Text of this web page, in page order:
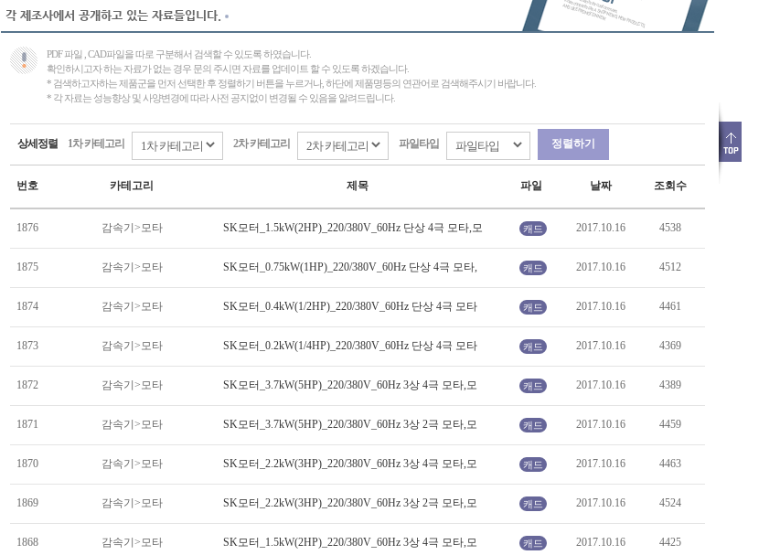
각 제조사에서 공개하고 있는 자료들입니다.
PDF 파일 , CAD파일을 따로 구분해서 검색할 수 있도록 하였습니다.
확인하시고자 하는 자료가 없는 경우 문의 주시면 자료를 업데이트 할 수 있도록 하겠습니다.
* 검색하고자하는 제품군을 먼저 선택한 후 정렬하기 버튼을 누르거나, 하단에 제품명등의 연관어로 검색해주시기 바랍니다.
* 각 자료는 성능향상 및 사양변경에 따라 사전 공지없이 변경될 수 있음을 알려드립니다.
상세정렬 1차 카테고리 2차 카테고리 파일타입 정렬하기
번호 카테고리 제목 파일 날짜 조회수
1876 감속기>모타 SK모터_1.5kW(2HP)_220/380V_60Hz 단상 4극 모타,모 캐드 2017.10.16 4538
1875 감속기>모타 SK모터_0.75kW(1HP)_220/380V_60Hz 단상 4극 모타, 캐드 2017.10.16 4512
1874 감속기>모타 SK모터_0.4kW(1/2HP)_220/380V_60Hz 단상 4극 모타 캐드 2017.10.16 4461
1873 감속기>모타 SK모터_0.2kW(1/4HP)_220/380V_60Hz 단상 4극 모타 캐드 2017.10.16 4369
1872 감속기>모타 SK모터_3.7kW(5HP)_220/380V_60Hz 3상 4극 모타,모 캐드 2017.10.16 4389
1871 감속기>모타 SK모터_3.7kW(5HP)_220/380V_60Hz 3상 2극 모타,모 캐드 2017.10.16 4459
1870 감속기>모타 SK모터_2.2kW(3HP)_220/380V_60Hz 3상 4극 모타,모 캐드 2017.10.16 4463
1869 감속기>모타 SK모터_2.2kW(3HP)_220/380V_60Hz 3상 2극 모타,모 캐드 2017.10.16 4524
1868 감속기>모타 SK모터_1.5kW(2HP)_220/380V_60Hz 3상 4극 모타,모 캐드 2017.10.16 4425